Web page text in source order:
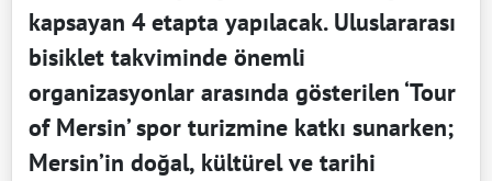
kapsayan 4 etapta yapılacak. Uluslararası
bisiklet takviminde önemli
organizasyonlar arasında gösterilen ‘Tour
of Mersin’ spor turizmine katkı sunarken;
Mersin’in doğal, kültürel ve tarihi